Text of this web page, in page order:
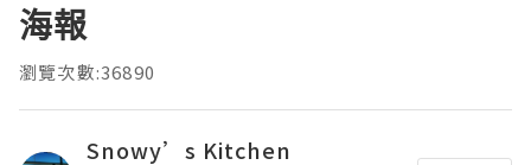
海報
瀏覽次數:36890
Snowy’s Kitchen